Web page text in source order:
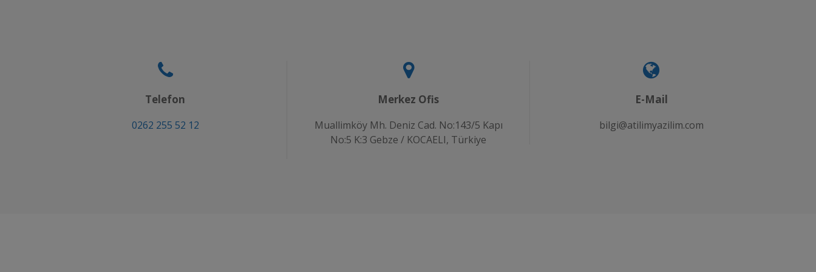
Telefon
0262 255 52 12
Merkez Ofis
Muallimköy Mh. Deniz Cad. No:143/5 Kapı
No:5 K:3 Gebze / KOCAELI, Türkiye
E-Mail
bilgi@atilimyazilim.com